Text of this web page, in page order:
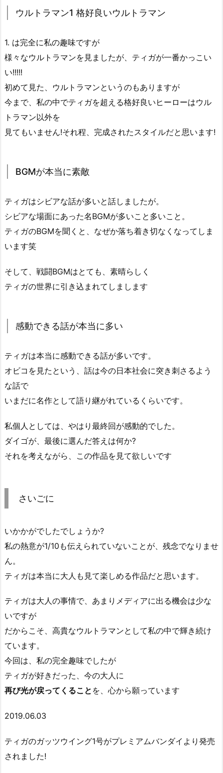
ウルトラマン1 格好良いウルトラマン
1. は完全に私の趣味ですが
様々なウルトラマンを見ましたが、ティガが一番かっこい
い!!!!!
初めて見た、ウルトラマンというのもありますが
今まで、私の中でティガを超える格好良いヒーローはウル
トラマン以外を
見てもいません!それ程、完成されたスタイルだと思います!
BGMが本当に素敵
ティガはシビアな話が多いと話しましたが。
シビアな場面にあった名BGMが多いこと多いこと。
ティガのBGMを聞くと、なぜか落ち着き切なくなってしま
います笑
そして、戦闘BGMはとても、素晴らしく
ティガの世界に引き込まれてしまします
感動できる話が本当に多い
ティガは本当に感動できる話が多いです。
オビコを見たという、話は今の日本社会に突き刺さるよう
な話で
いまだに名作として語り継がれているくらいです。
私個人としては、やはり最終回が感動的でした。
ダイゴが、最後に選んだ答えは何か?
それを考えながら、この作品を見て欲しいです
さいごに
いかかがでしたでしょうか?
私の熱意が1/10も伝えられていないことが、残念でなりませ
ん。
ティガは本当に大人も見て楽しめる作品だと思います。
ティガは大人の事情で、あまりメディアに出る機会は少な
いですが
だからこそ、高貴なウルトラマンとして私の中で輝き続け
ています。
今回は、私の完全趣味でしたが
ティガが好きだった、今の大人に
再び光が戻ってくること を、心から願っています
2019.06.03
ティガのガッツウイング1号がプレミアムバンダイより発売
されました!